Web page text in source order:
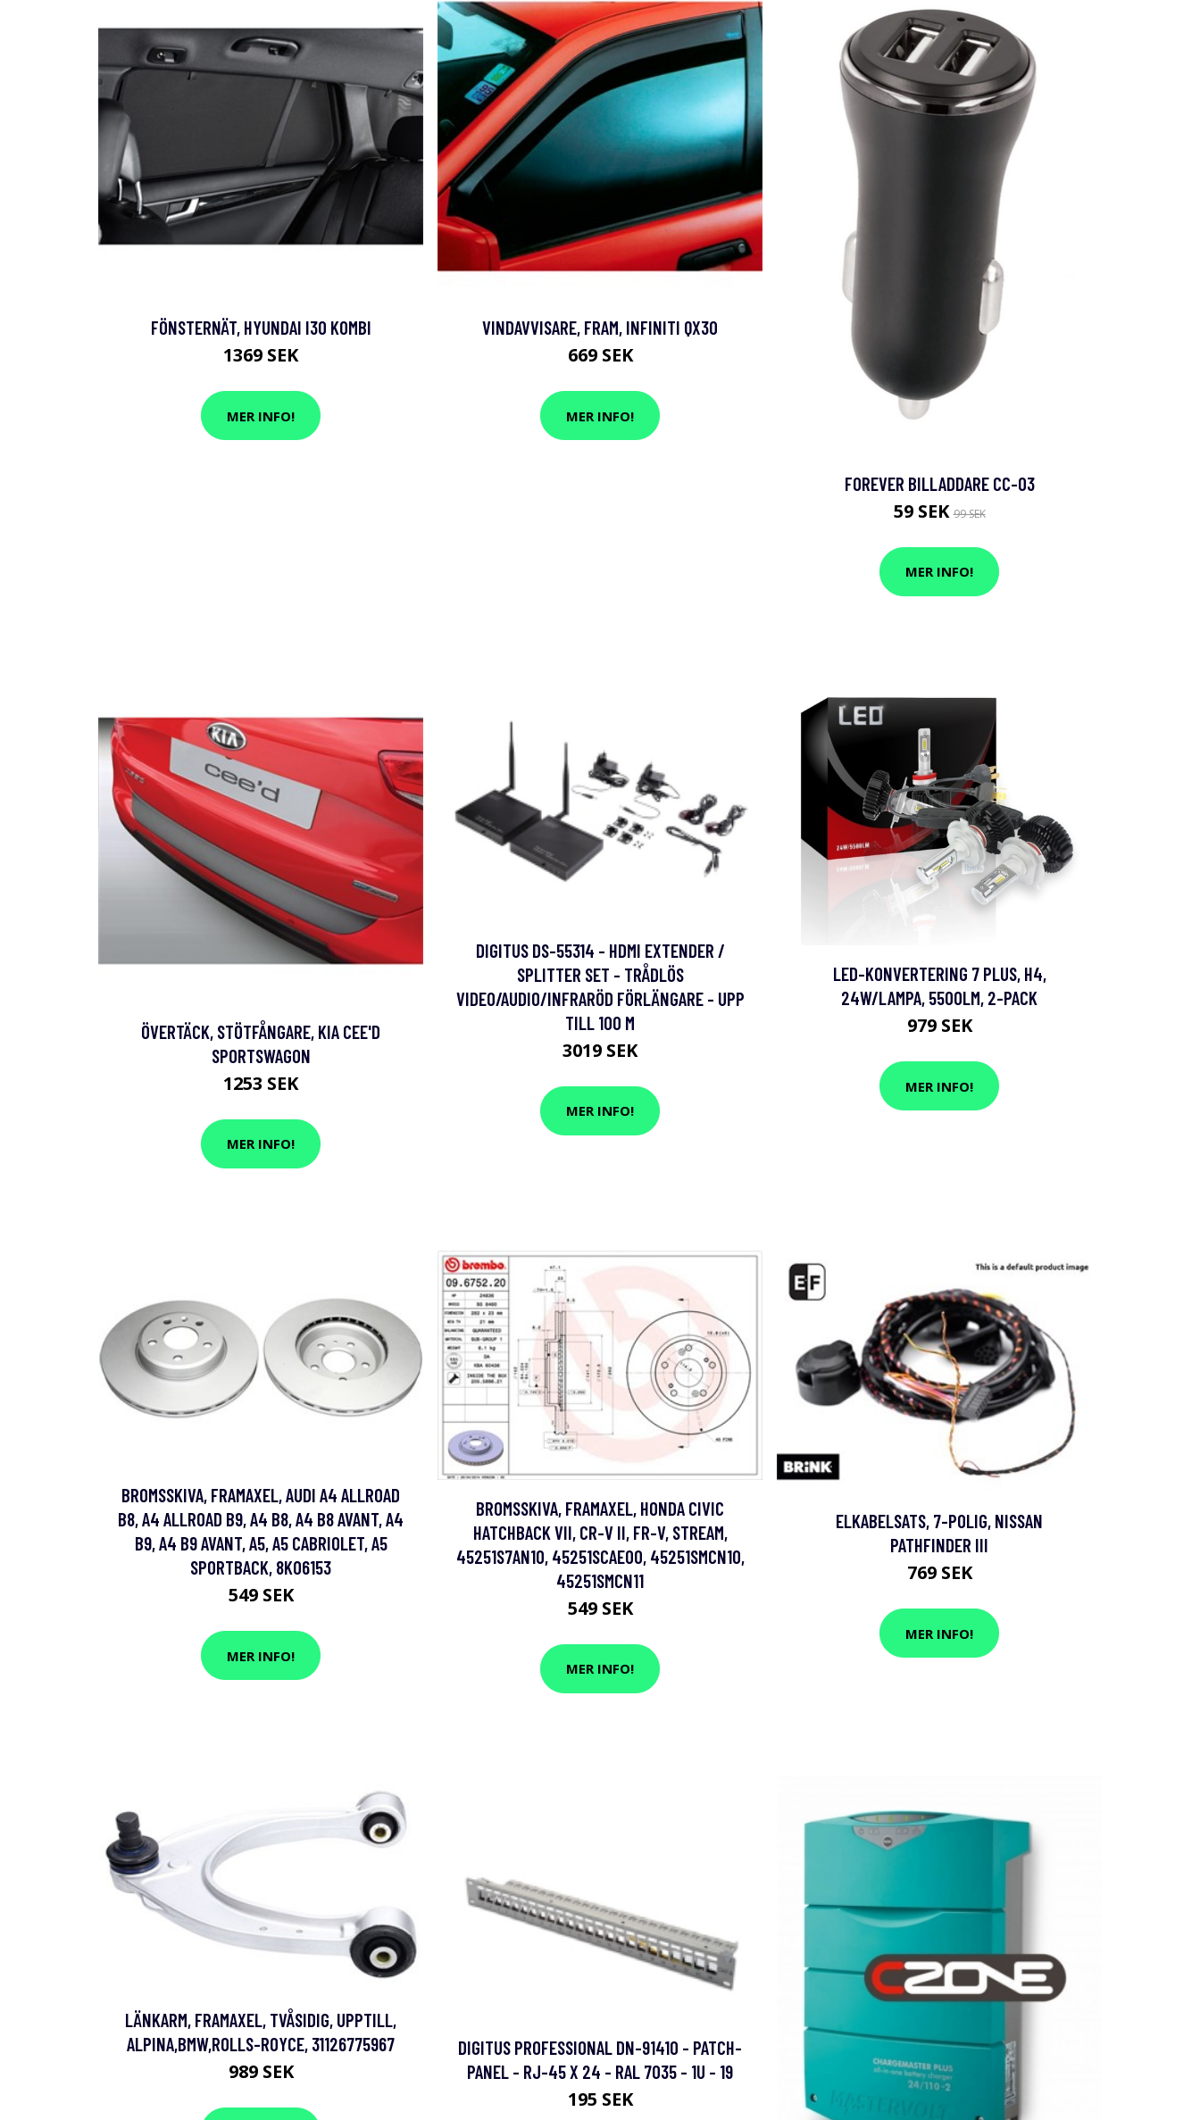
FÖNSTERNÄT, HYUNDAI I30 KOMBI
1369 SEK
MER INFO!
VINDAVVISARE, FRAM, INFINITI QX30
669 SEK
MER INFO!
FOREVER BILLADDARE CC-03
59 SEK99 SEK
MER INFO!
ÖVERTÄCK, STÖTFÅNGARE, KIA CEE'D
SPORTSWAGON
1253 SEK
MER INFO!
DIGITUS DS-55314 - HDMI EXTENDER /
SPLITTER SET - TRÅDLÖS
VIDEO/AUDIO/INFRARÖD FÖRLÄNGARE - UPP
TILL 100 M
3019 SEK
MER INFO!
LED-KONVERTERING 7 PLUS, H4,
24W/LAMPA, 5500LM, 2-PACK
979 SEK
MER INFO!
BROMSSKIVA, FRAMAXEL, AUDI A4 ALLROAD
B8, A4 ALLROAD B9, A4 B8, A4 B8 AVANT, A4
B9, A4 B9 AVANT, A5, A5 CABRIOLET, A5
SPORTBACK, 8K06153
549 SEK
MER INFO!
BROMSSKIVA, FRAMAXEL, HONDA CIVIC
HATCHBACK VII, CR-V II, FR-V, STREAM,
45251S7AN10, 45251SCAE00, 45251SMCN10,
45251SMCN11
549 SEK
MER INFO!
ELKABELSATS, 7-POLIG, NISSAN
PATHFINDER III
769 SEK
MER INFO!
LÄNKARM, FRAMAXEL, TVÅSIDIG, UPPTILL,
ALPINA,BMW,ROLLS-ROYCE, 31126775967
989 SEK
DIGITUS PROFESSIONAL DN-91410 - PATCH-
PANEL - RJ-45 X 24 - RAL 7035 - 1U - 19
195 SEK